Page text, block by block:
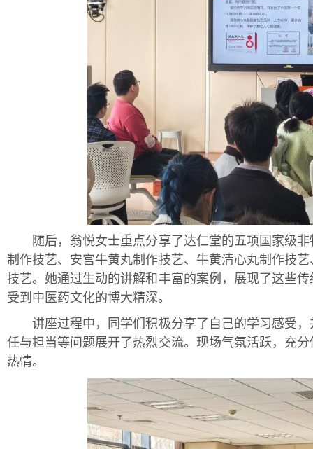
随后，翁悦女士重点分享了达仁堂的五项国家级非
制作技艺、安宫牛黄丸制作技艺、牛黄清心丸制作技
技艺。她通过生动的讲解和丰富的案例，展现了这些
受到中医药文化的博大精深。
讲座过程中，同学们积极分享了自己的学习感受，
任与担当等问题展开了热烈交流。现场气氛活跃，充
热情。